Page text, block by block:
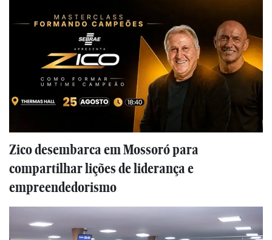
Zico desembarca em Mossoró para
compartilhar lições de liderança e
empreendedorismo